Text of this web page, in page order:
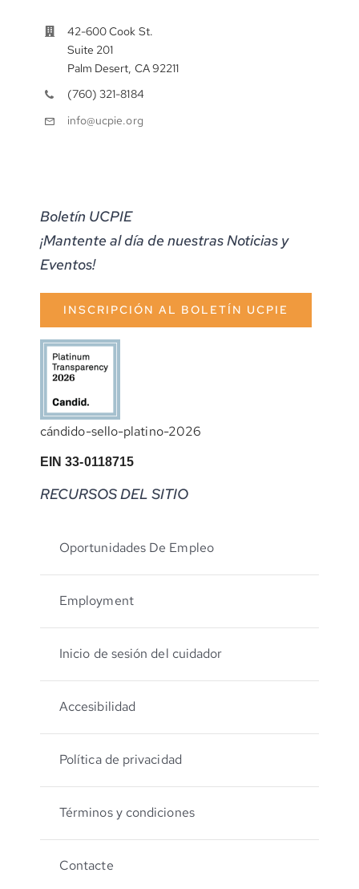
42-600 Cook St.
Suite 201
Palm Desert, CA 92211
(760) 321-8184
info@ucpie.org
Boletín UCPIE
¡Mantente al día de nuestras Noticias y
Eventos!
INSCRIPCIÓN AL BOLETÍN UCPIE
cándido-sello-platino-2026
EIN 33-0118715
RECURSOS DEL SITIO
Oportunidades De Empleo
Employment
Inicio de sesión del cuidador
Accesibilidad
Política de privacidad
Términos y condiciones
Contacte